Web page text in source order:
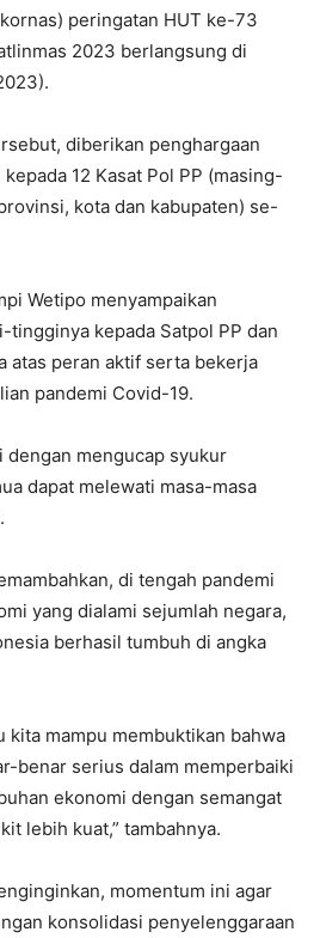
peringatan HUT ke-73
2023 berlangsung di
diberikan penghargaan
12 Kasat Pol PP (masing-
kota dan kabupaten) se-
Wetipo menyampaikan
kepada Satpol PP dan
atas peran aktif serta bekerja
pandemi Covid-19.
dengan mengucap syukur
dapat melewati masa-masa
di tengah pandemi
yang dialami sejumlah negara,
berhasil tumbuh di angka
kita mampu membuktikan bahwa
benar serius dalam memperbaiki
ekonomi dengan semangat
lebih kuat,” tambahnya.
momentum ini agar
konsolidasi penyelenggaraan